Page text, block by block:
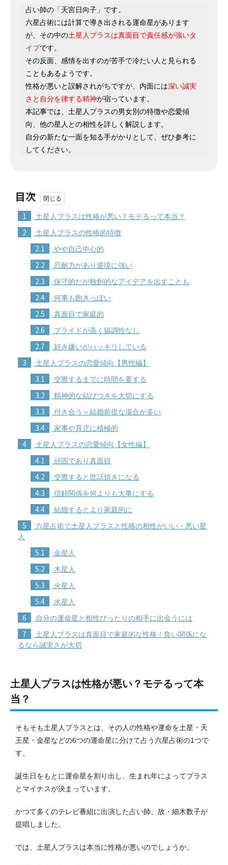
占い師の「天宮日向子」です。
六星占術には計算で導き出される運命星があります
が、その中の土星人プラスは真面目で責任感が強いタ
イプです。
その反面、感情を出すのが苦手で冷たい人と見られる
こともあるようです。
性格が悪いと誤解されがちですが、内面には深い誠実
さと自分を律する精神が宿っています。
本記事では、土星人プラスの男女別の特徴や恋愛傾
向、他の星人との相性を詳しく解説します。
自分の新たな一面を知る手がかりとして、ぜひ参考に
してください。
目次
1 土星人プラスは性格が悪い？モテるって本当？
2 土星人プラスの性格的特徴
2.1 やや自己中心的
2.2 忍耐力があり逆境に強い
2.3 保守的だが独創的なアイデアを出すことも
2.4 何事も飽きっぽい
2.5 真面目で家庭的
2.6 プライドが高く協調性なし
2.7 好き嫌いがハッキリしている
3 土星人プラスの恋愛傾向【男性編】
3.1 交際するまでに時間を要する
3.2 精神的な結びつきを大切にする
3.3 付き合う＝結婚前提な場合が多い
3.4 家事や育児に積極的
4 土星人プラスの恋愛傾向【女性編】
4.1 頑固であり真面目
4.2 交際すると世話焼きになる
4.3 信頼関係を何よりも大事にする
4.4 結婚するとより家庭的に
5
六星占術で土星人プラスと性格の相性がいい・悪い星
人
5.1 金星人
5.2 木星人
5.3 火星人
5.4 水星人
6 自分の運命星と相性ぴったりの相手に出会うには
7
土星人プラスは真面目で家庭的な性格！良い関係にな
るなら誠実さが大切
土星人プラスは性格が悪い？モテるって本
当？
そもそも土星人プラスとは、その人の性格や運命を土星・天
王星・金星などの6つの運命星に分けて占う六星占術の1つで
す。
誕生日をもとに運命星を割り出し、生まれ年によってプラス
とマイナスが決まっています。
かつて多くのテレビ番組に出演した占い師、故・細木数子が
提唱しました。
では、土星人プラスは本当に性格が悪いのでしょうか。